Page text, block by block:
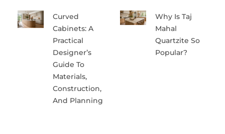
Curved
Cabinets: A
Practical
Designer’s
Guide To
Materials,
Construction,
And Planning
Why Is Taj
Mahal
Quartzite So
Popular?